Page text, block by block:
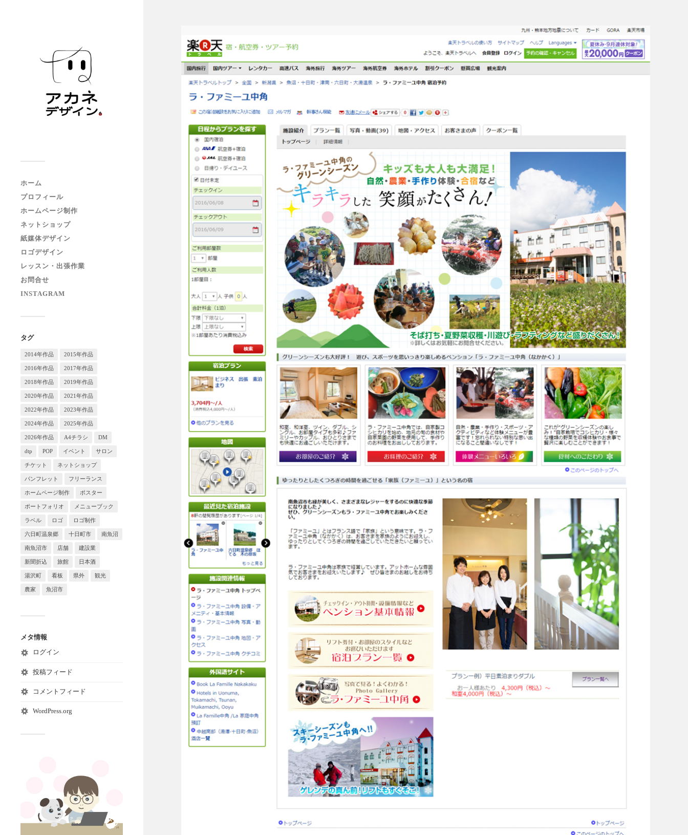
ホーム
プロフィール
ホームページ制作
ネットショップ
紙媒体デザイン
ロゴデザイン
レッスン・出張作業
お問合せ
INSTAGRAM
タグ
2014年作品 2015年作品
2016年作品 2017年作品
2018年作品 2019年作品
2020年作品 2021年作品
2022年作品 2023年作品
2024年作品 2025年作品
2026年作品 A4チラシ DM
dtp POP イベント サロン
チケット ネットショップ
パンフレット フリーランス
ホームページ制作 ポスター
ポートフォリオ メニューブック
ラベル ロゴ ロゴ制作
六日町温泉郷 十日町市 南魚沼
南魚沼市 店舗 建設業
新聞折込 旅館 日本酒
湯沢町 看板 県外 観光
農家 魚沼市
メタ情報
ログイン
投稿フィード
コメントフィード
WordPress.org